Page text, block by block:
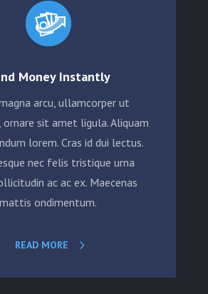
Money Instantly
arcu, ullamcorper ut
sit amet ligula. Aliquam
lorem. Cras id dui lectus.
nec felis tristique urna
ac ac ex. Maecenas
mattis ondimentum.
READ MORE